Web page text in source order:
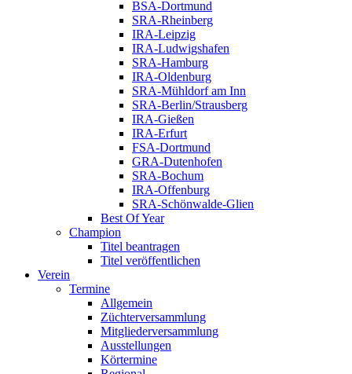
BSA-Dortmund
SRA-Rheinberg
IRA-Leipzig
IRA-Ludwigshafen
SRA-Hamburg
IRA-Oldenburg
SRA-Mühldorf am Inn
SRA-Berlin/Strausberg
IRA-Gießen
IRA-Erfurt
FSA-Dortmund
GRA-Dutenhofen
SRA-Bochum
IRA-Offenburg
SRA-Schönwalde-Glien
Best Of Year
Champion
Titel beantragen
Titel veröffentlichen
Verein
Termine
Allgemein
Züchterversammlung
Mitgliederversammlung
Ausstellungen
Körtermine